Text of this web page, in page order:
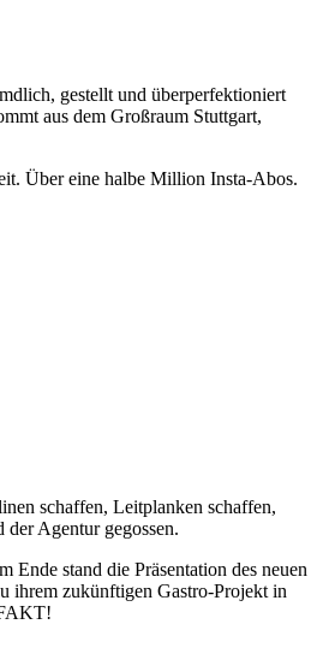
gestellt und überperfektioniert
aus dem Großraum Stuttgart,
Über eine halbe Million Insta-Abos.
schaffen, Leitplanken schaffen,
Agentur gegossen.
stand die Präsentation des neuen
ihrem zukünftigen Gastro-Projekt in